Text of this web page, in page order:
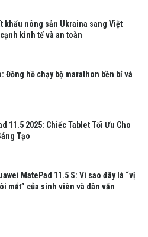
khẩu nông sản Ukraina sang Việt
kinh tế và an toàn
Đồng hồ chạy bộ marathon bền bỉ và
11.5 2025: Chiếc Tablet Tối Ưu Cho
Tạo
MatePad 11.5 S: Vì sao đây là “vị
mắt” của sinh viên và dân văn